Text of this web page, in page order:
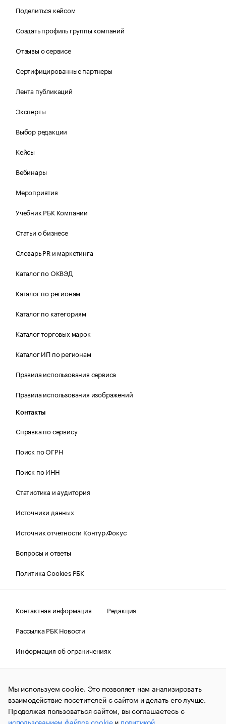
Поделиться кейсом
Создать профиль группы компаний
Отзывы о сервисе
Сертифицированные партнеры
Лента публикаций
Эксперты
Выбор редакции
Кейсы
Вебинары
Мероприятия
Учебник РБК Компании
Статьи о бизнесе
Словарь PR и маркетинга
Каталог по ОКВЭД
Каталог по регионам
Каталог по категориям
Каталог торговых марок
Каталог ИП по регионам
Правила использования сервиса
Правила использования изображений
Контакты
Справка по сервису
Поиск по ОГРН
Поиск по ИНН
Статистика и аудитория
Источники данных
Источник отчетности Контур.Фокус
Вопросы и ответы
Политика Cookies РБК
Контактная информация
Редакция
Рассылка РБК Новости
Информация об ограничениях
Правовая информация
О соблюдении авторских прав
© АО «РОСБИЗНЕСКОНСАЛТИНГ»,1995–2026.Сообщения
и материалы информационного агентства «РБК»
(зарегистрировано Федеральной службой по надзору в сфере
связи, информационных технологий и массовых
коммуникаций (Роскомнадзор) 09.12.2015 за номером ИА
Мы используем cookie. Это позволяет нам анализировать
взаимодействие посетителей с сайтом и делать его лучше.
Продолжая пользоваться сайтом, вы соглашаетесь с
использованием файлов cookieи политикой